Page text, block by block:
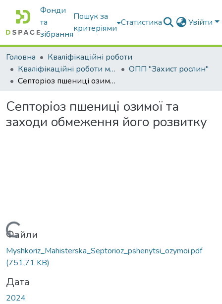
Фонди
та
зібрання
Пошук за
критеріями
Статистика Увійти
Головна
Кваліфікаційні роботи
Кваліфікаційні роботи магістрів
ОПП "Захист рослин"
Септоріоз пшениці озимої та заходи обмеження його розвитку
Септоріоз пшениці озимої та
заходи обмеження його розвитку
Вантажиться...
Файли
Myshkoriz_Mahisterska_Septorioz_pshenytsi_ozymoi.pdf
(751,71 KB)
Дата
2024